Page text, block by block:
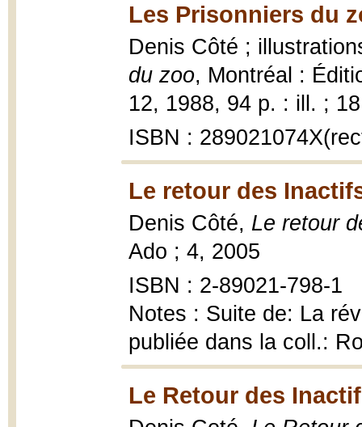
Les Prisonniers du
Denis Côté ;
du zoo, Montréal :
12, 1988, 94 p. : ill. ;
ISBN :
Le retour des
Denis Côté, Le retour
Ado ; 4, 2005
ISBN : 2-89021-798-1
Notes : Suite de: La
publiée dans la coll.:
Le Retour des